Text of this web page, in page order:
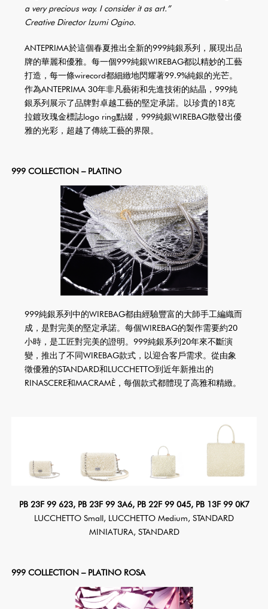
a very precious way. I consider it as art.”
Creative Director Izumi Ogino.
ANTEPRIMA於這個春夏推出全新的999純銀系列，展現出品
牌的華麗和優雅。每一個999純銀WIREBAG都以精妙的工藝
打造，每一條wirecord都細緻地閃耀著99.9%純銀的光芒。
作為ANTEPRIMA 30年非凡藝術和先進技術的結晶，999純
銀系列展示了品牌對卓越工藝的堅定承諾。以珍貴的18克
拉鍍玫瑰金標誌logo ring點綴，999純銀WIREBAG散發出優
雅的光彩，超越了傳統工藝的界限。
999 COLLECTION – PLATINO
999純銀系列中的WIREBAG都由經驗豐富的大師手工編織而
成，是對完美的堅定承諾。每個WIREBAG的製作需要約20
小時，是工匠對完美的證明。999純銀系列20年來不斷演
變，推出了不同WIREBAG款式，以迎合客戶需求。從由象
徵優雅的STANDARD和LUCCHETTO到近年新推出的
RINASCERE和MACRAMÈ，每個款式都體現了高雅和精緻。
PB 23F 99 623, PB 23F 99 3A6, PB 22F 99 045, PB 13F 99 0K7
LUCCHETTO Small, LUCCHETTO Medium, STANDARD
MINIATURA, STANDARD
999 COLLECTION – PLATINO ROSA